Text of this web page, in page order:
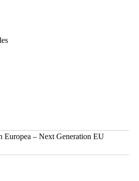
Europea – Next Generation EU